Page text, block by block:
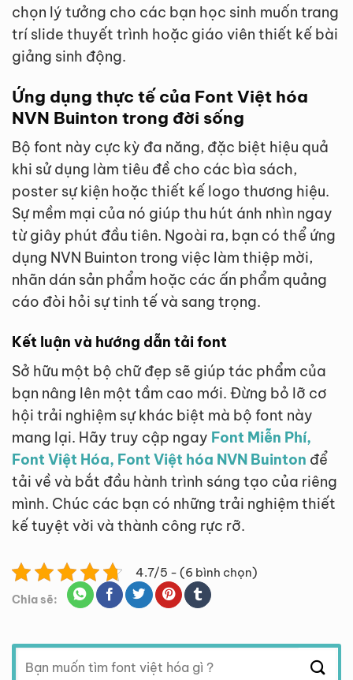
chọn lý tưởng cho các bạn học sinh muốn trang
trí slide thuyết trình hoặc giáo viên thiết kế bài
giảng sinh động.
Ứng dụng thực tế của Font Việt hóa
NVN Buinton trong đời sống
Bộ font này cực kỳ đa năng, đặc biệt hiệu quả
khi sử dụng làm tiêu đề cho các bìa sách,
poster sự kiện hoặc thiết kế logo thương hiệu.
Sự mềm mại của nó giúp thu hút ánh nhìn ngay
từ giây phút đầu tiên. Ngoài ra, bạn có thể ứng
dụng NVN Buinton trong việc làm thiệp mời,
nhãn dán sản phẩm hoặc các ấn phẩm quảng
cáo đòi hỏi sự tinh tế và sang trọng.
Kết luận và hướng dẫn tải font
Sở hữu một bộ chữ đẹp sẽ giúp tác phẩm của
bạn nâng lên một tầm cao mới. Đừng bỏ lỡ cơ
hội trải nghiệm sự khác biệt mà bộ font này
mang lại. Hãy truy cập ngay Font Miễn Phí,
Font Việt Hóa, Font Việt hóa NVN Buinton để
tải về và bắt đầu hành trình sáng tạo của riêng
mình. Chúc các bạn có những trải nghiệm thiết
kế tuyệt vời và thành công rực rỡ.
4.7/5 - (6 bình chọn)
Chia sẽ:
Tìm
kiếm: